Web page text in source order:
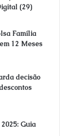
(29)
Família
12 Meses
decisão
Guia